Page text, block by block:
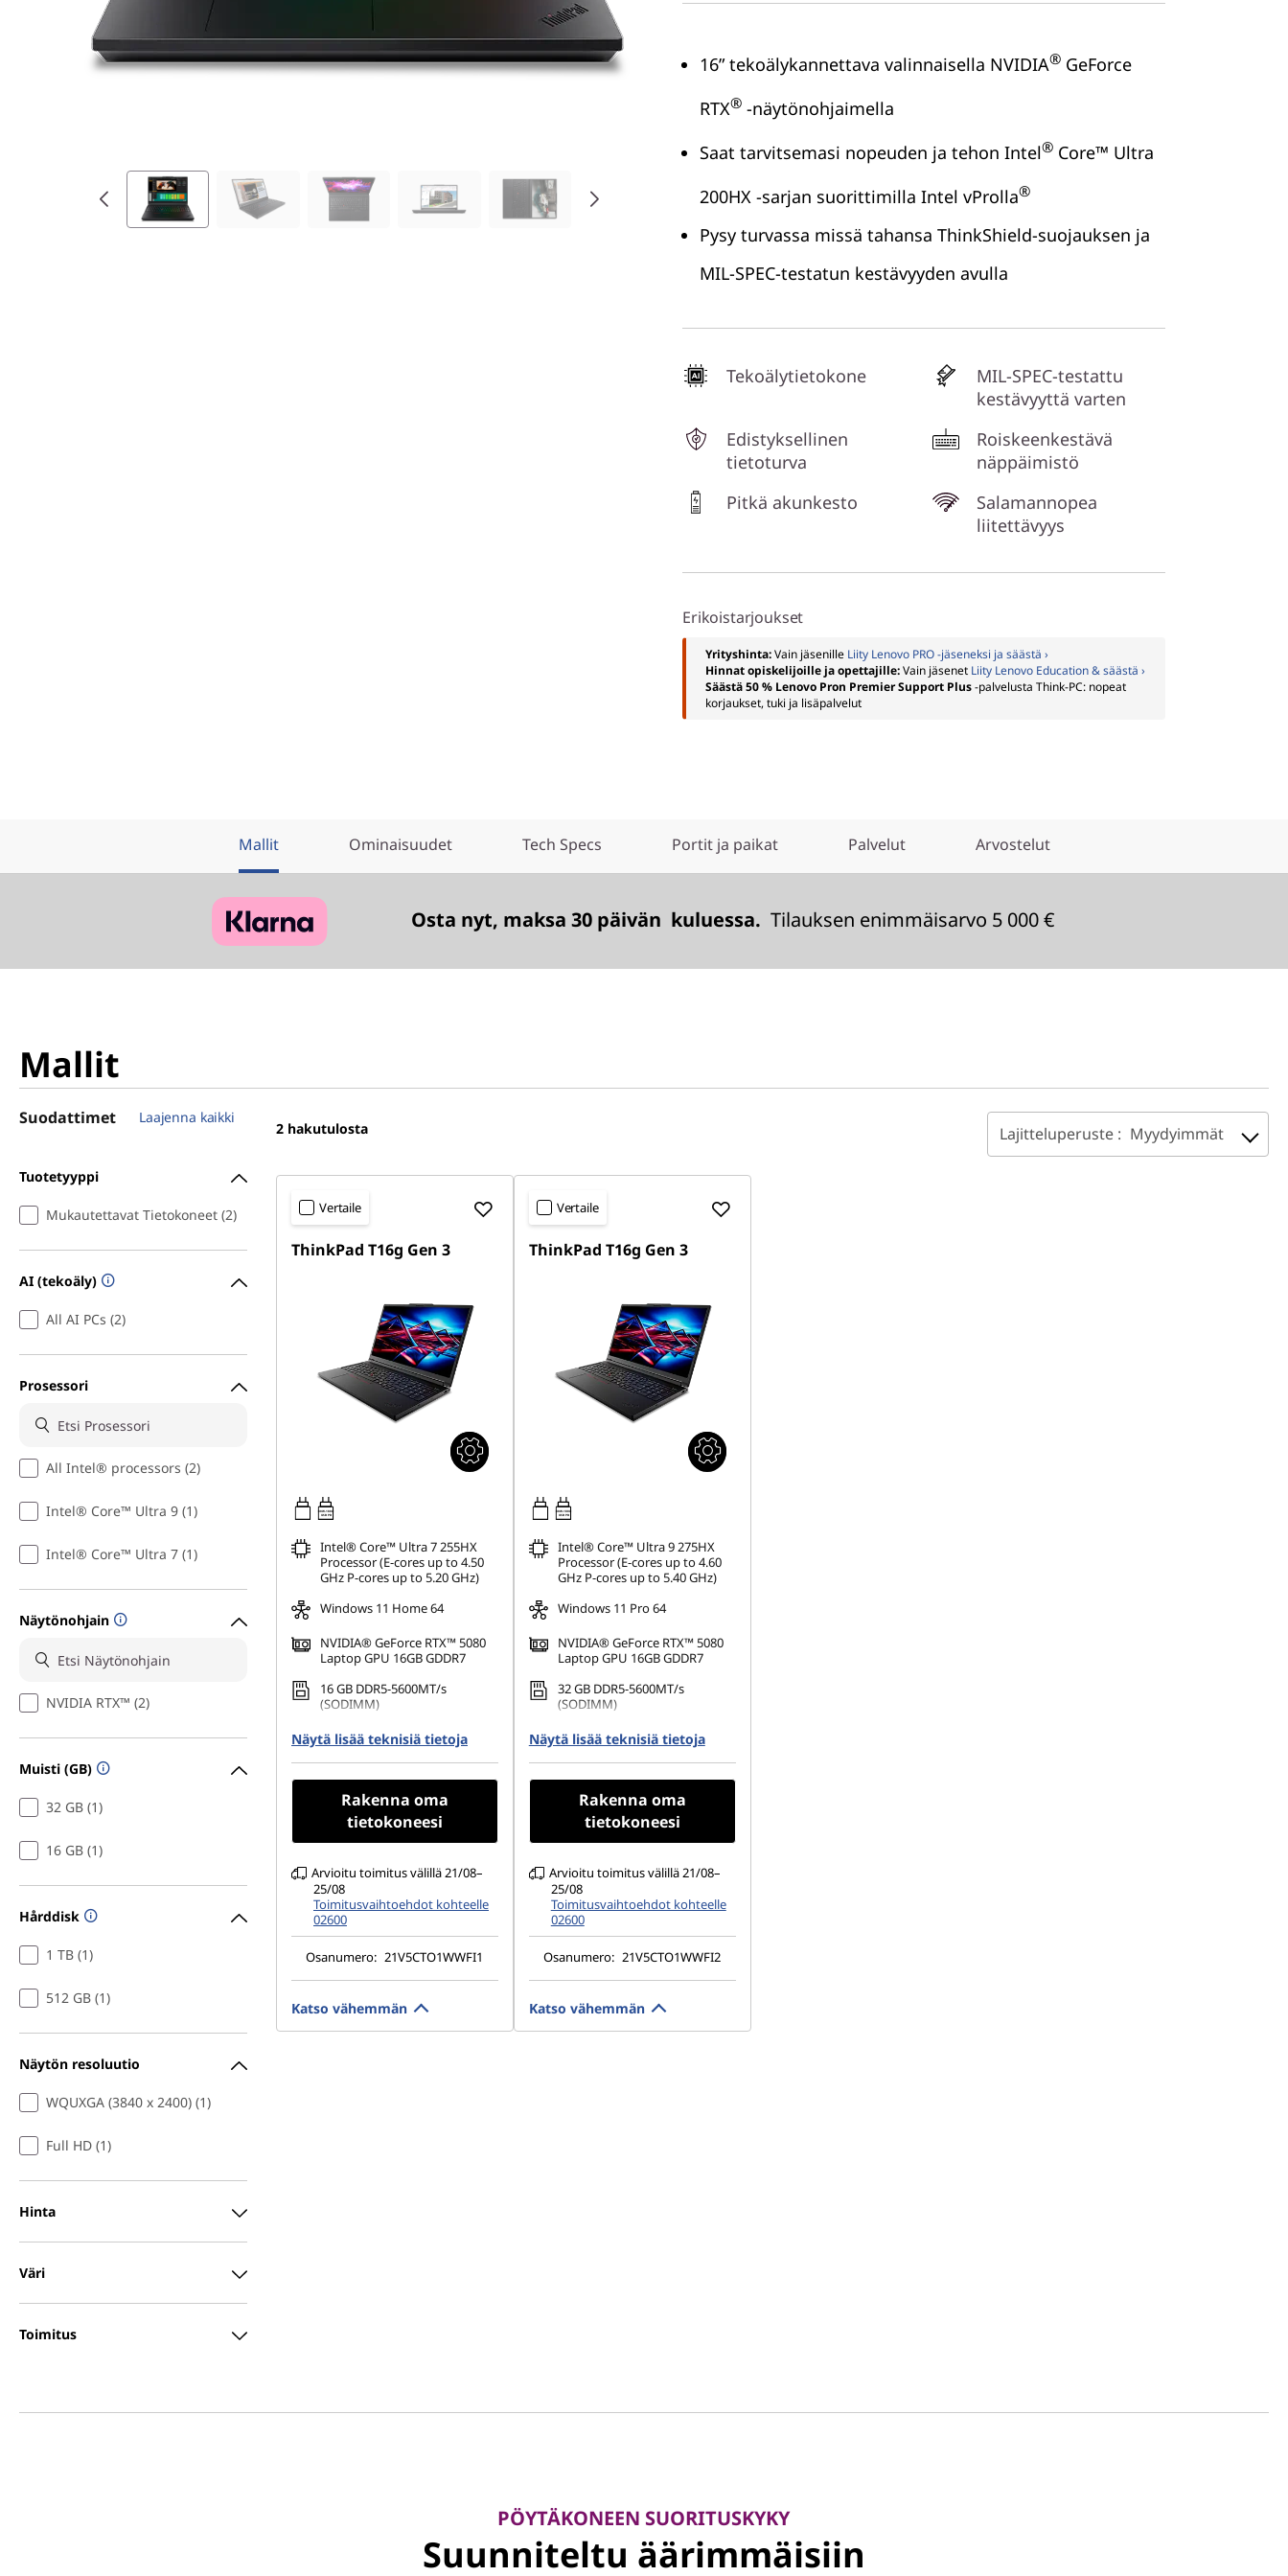
16” tekoälykannettava valinnaisella NVIDIA® GeForce
RTX® -näytönohjaimella
Saat tarvitsemasi nopeuden ja tehon Intel® Core™ Ultra
200HX -sarjan suorittimilla Intel vProlla®
Pysy turvassa missä tahansa ThinkShield-suojauksen ja
MIL-SPEC-testatun kestävyyden avulla
Tekoälytietokone
MIL-SPEC-testattu
kestävyyttä varten
Edistyksellinen
tietoturva
Roiskeenkestävä
näppäimistö
Pitkä akunkesto
Salamannopea
liitettävyys
Erikoistarjoukset
Yrityshinta:Vain jäsenille Liity Lenovo PRO -jäseneksi ja säästä ›
Hinnat opiskelijoille ja opettajille:Vain jäsenet Liity Lenovo Education & säästä ›
Säästä 50 % Lenovo Pron Premier Support Plus-palvelusta Think-PC: nopeat
korjaukset, tuki ja lisäpalvelut
Mallit Ominaisuudet Tech Specs Portit ja paikat Palvelut Arvostelut
Osta nyt, maksa 30 päivän kuluessa. Tilauksen enimmäisarvo 5 000 €
Mallit
Suodattimet Laajenna kaikki
Tuotetyyppi
Mukautettavat Tietokoneet (2)
AI (tekoäly)
All AI PCs (2)
Prosessori
All Intel® processors (2)
Intel® Core™ Ultra 9 (1)
Intel® Core™ Ultra 7 (1)
Näytönohjain
NVIDIA RTX™ (2)
Muisti (GB)
32 GB (1)
16 GB (1)
Hårddisk
1 TB (1)
512 GB (1)
Näytön resoluutio
WQUXGA (3840 x 2400) (1)
Full HD (1)
Hinta
Väri
Toimitus
2 hakutulosta Lajitteluperuste : Myydyimmät
Vertaile
ThinkPad T16g Gen 3
180W-180W
USB PD
Intel® Core™ Ultra 7 255HX
Processor (E-cores up to 4.50
GHz P-cores up to 5.20 GHz)
Windows 11 Home 64
NVIDIA® GeForce RTX™ 5080
Laptop GPU 16GB GDDR7
16 GB DDR5-5600MT/s
(SODIMM)
512 GB SSD M.2 2280 PCIe
Gen4 TLC Opal
16" WUXGA (1920 x 1200), IPS,
Anti-Glare, Non-Touch,
100%sRGB, 500 nits, 60Hz, Low
Power
Näytä lisää teknisiä tietoja
Rakenna oma
tietokoneesi
Arvioitu toimitus välillä 21/08–
25/08
Toimitusvaihtoehdot kohteelle
02600
Osanumero: 21V5CTO1WWFI1
Katso vähemmän
Vertaile
ThinkPad T16g Gen 3
180W-180W
USB PD
Intel® Core™ Ultra 9 275HX
Processor (E-cores up to 4.60
GHz P-cores up to 5.40 GHz)
Windows 11 Pro 64
NVIDIA® GeForce RTX™ 5080
Laptop GPU 16GB GDDR7
32 GB DDR5-5600MT/s
(SODIMM)
1 TB SSD M.2 2280 PCIe Gen4
TLC Opal
16" WQUXGA (3840 x 2400),
IPS, Anti-Glare, Non-Touch,
HDR 400, 100%DCI-P3, 800 nits,
60Hz
Näytä lisää teknisiä tietoja
Rakenna oma
tietokoneesi
Arvioitu toimitus välillä 21/08–
25/08
Toimitusvaihtoehdot kohteelle
02600
Osanumero: 21V5CTO1WWFI2
Katso vähemmän
PÖYTÄKONEEN SUORITUSKYKY
Suunniteltu äärimmäisiin